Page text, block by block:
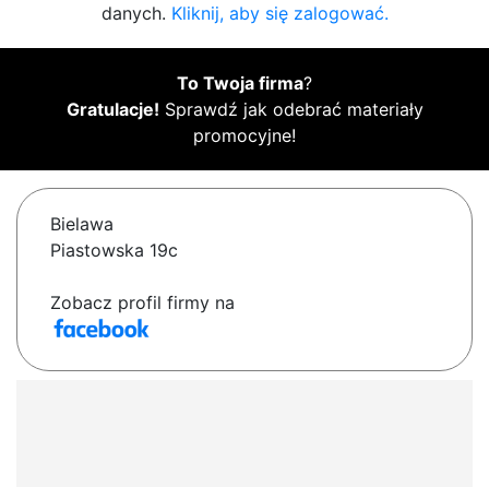
danych. Kliknij, aby się zalogować.
To Twoja firma?
Gratulacje! Sprawdź jak odebrać materiały
promocyjne!
Bielawa
Piastowska 19c
Zobacz profil firmy na